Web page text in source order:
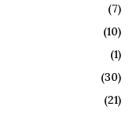
(7)
(10)
(1)
(30)
(21)